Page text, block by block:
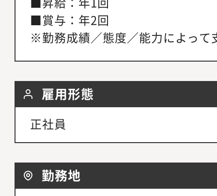
■賞与：年2回
※勤務成績／態度／能力によって
雇用形態
正社員
勤務地